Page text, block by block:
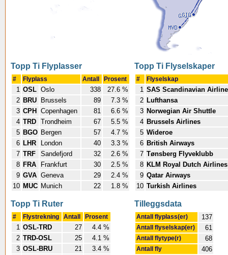
Topp Ti Flyplasser
# Flyplass Antall Prosent
1 OSL Oslo 338
27.6 %
2 BRU Brussels 89
7.3 %
3 CPH Copenhagen 81
6.6 %
4 TRD Trondheim 67
5.5 %
5 BGO Bergen 57
4.7 %
6 LHR London 40
3.3 %
7 TRF Sandefjord 32
2.6 %
8 FRA Frankfurt 30
2.5 %
9 GVA Geneva 29
2.4 %
10 MUC Munich 22 1.8 %
Topp Ti Flyselskaper
# Flyselskap
1 SAS Scandinavian
2 Lufthansa
3 Norwegian Air Shuttle
4 Brussels Airlines
5 Wideroe
6 British Airways
7 Tønsberg Flyveklubb
8 KLM Royal Dutch Airlines
9 Qatar Airways
10 Turkish Airlines
Topp Ti Ruter
# Flystrekning Antall Prosent
1 OSL-TRD 27
4.4 %
2 TRD-OSL 25
4.1 %
3 OSL-BRU 21
3.4 %
Tilleggsdata
Antall flyplass(er) 137
Antall flyselskap(er) 61
Antall flytype(r) 68
Antall fly 406